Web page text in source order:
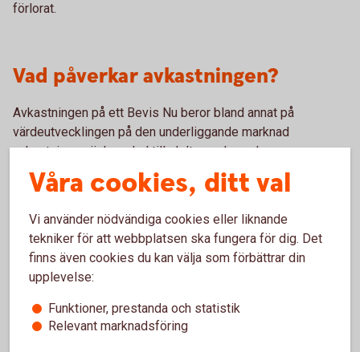
förlorat.
Vad påverkar avkastningen?
Avkastningen på ett Bevis Nu beror bland annat på
värdeutvecklingen på den underliggande marknad
avkastningen är kopplad till, deltagandegraden, om
produkten har ett tak och/eller en riskbarriär och en
eventuell kupongs storlek.
För- och nackdelar med Bevis Nu
Fördelar
Våra cookies, ditt val
Vi använder nödvändiga cookies eller liknande
tekniker för att webbplatsen ska fungera för dig. Det
finns även cookies du kan välja som förbättrar din
upplevelse:
Funktioner, prestanda och statistik
Relevant marknadsföring